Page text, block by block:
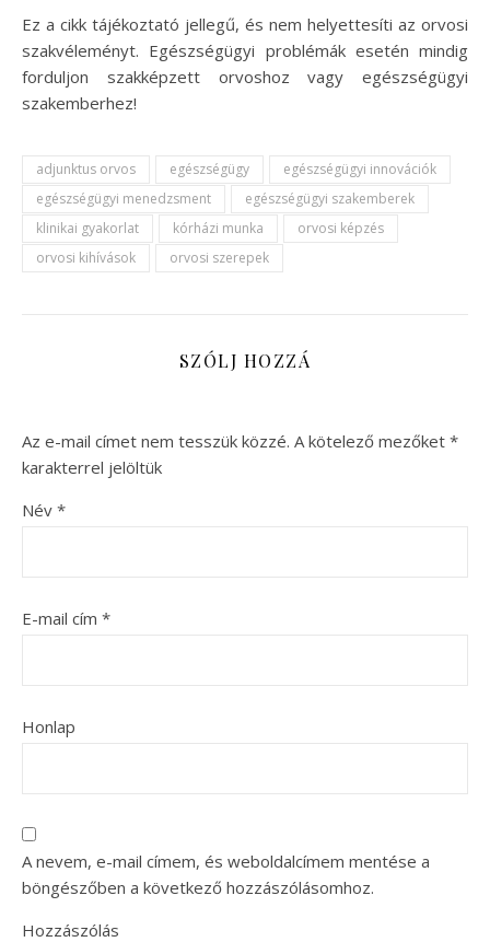
Ez a cikk tájékoztató jellegű, és nem helyettesíti az orvosi
szakvéleményt. Egészségügyi problémák esetén mindig
forduljon szakképzett orvoshoz vagy egészségügyi
szakemberhez!
adjunktus orvos egészségügy
egészségügyi innovációk
egészségügyi menedzsment
egészségügyi szakemberek
klinikai gyakorlat
kórházi munka
orvosi képzés
orvosi kihívások
orvosi szerepek
SZÓLJ HOZZÁ
Az e-mail címet nem tesszük közzé. A kötelező mezőket *
karakterrel jelöltük
Név *
E-mail cím *
Honlap
A nevem, e-mail címem, és weboldalcímem mentése a
böngészőben a következő hozzászólásomhoz.
Hozzászólás